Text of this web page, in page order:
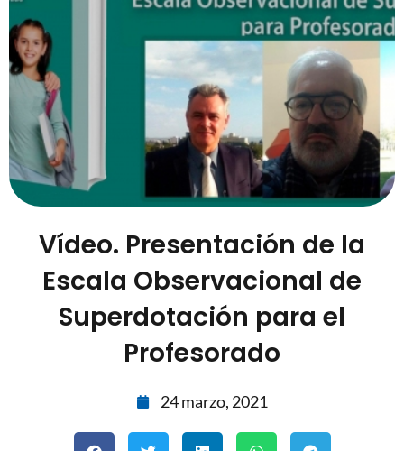
Vídeo. Presentación de la
Escala Observacional de
Superdotación para el
Profesorado
24 marzo, 2021